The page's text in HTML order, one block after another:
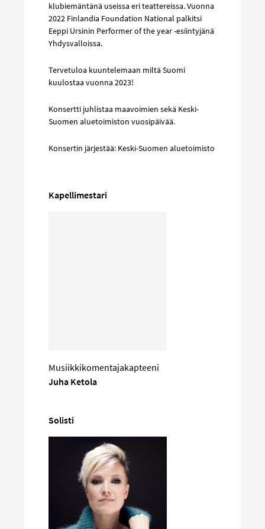
klubiemäntänä useissa eri teattereissa. Vuonna
2022 Finlandia Foundation National palkitsi
Eeppi Ursinin Performer of the year -esiintyjänä
Yhdysvalloissa.
Tervetuloa kuuntelemaan miltä Suomi
kuulostaa vuonna 2023!
Konsertti juhlistaa maavoimien sekä Keski-
Suomen aluetoimiston vuosipäivää.
Konsertin järjestää: Keski-Suomen aluetoimisto
Kapellimestari
Musiikkikomentajakapteeni
Juha Ketola
Solisti